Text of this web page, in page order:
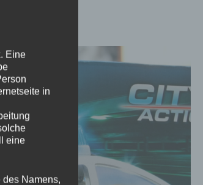
. Eine
in
eine
Namens,